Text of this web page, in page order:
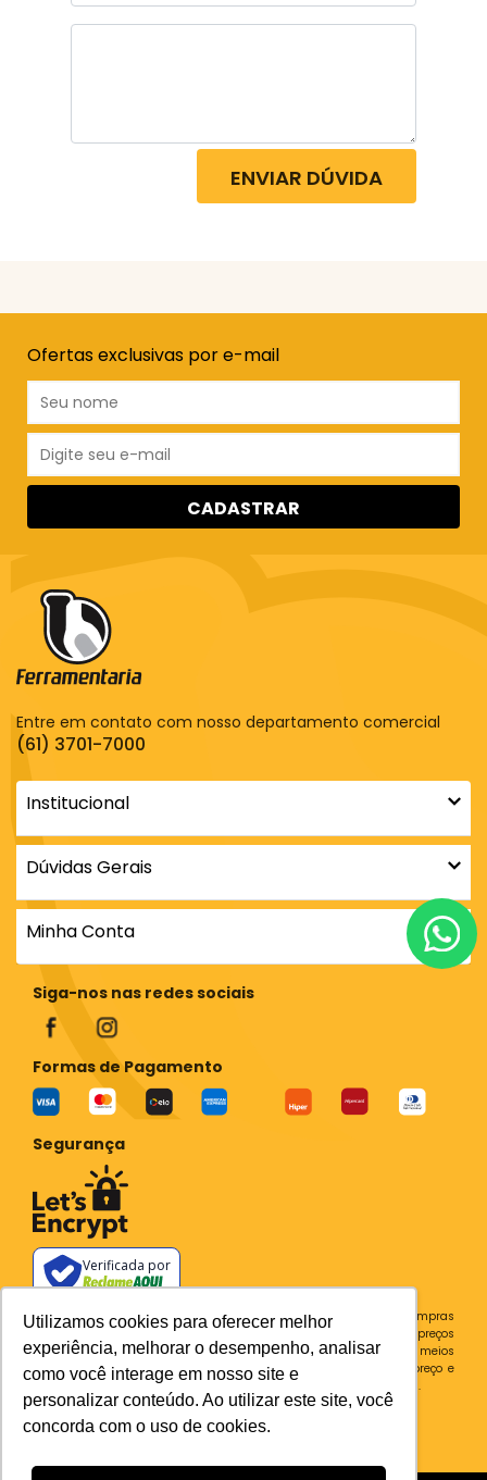
Utilizamos cookies para oferecer melhor
experiência, melhorar o desempenho, analisar
como você interage em nosso site e
personalizar conteúdo. Ao utilizar este site, você
concorda com o uso de cookies.
ENVIAR DÚVIDA
Ofertas exclusivas por e-mail
CADASTRAR
Entre em contato com nosso departamento comercial
(61) 3701-7000
Institucional
Dúvidas Gerais
Minha Conta
Siga-nos nas redes sociais
Formas de Pagamento
Segurança
Verificada por
Todos os preços e condições deste site são válidos apenas para compras
no site e não se aplicam a Loja Física. Destacamos que os preços
previstos no site prevalecem aos demais anunciados em outros meios
de comunicação e sites de buscas. Em caso de divergência do preço e
condições no site, o valor válido é sempre o do carrinho de compras.
Plataforma